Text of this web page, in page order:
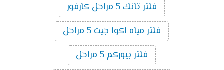
فلتر تانك 5 مراحل كارفور
فلتر مياه اكوا جيت 5 مراحل
فلتر بيوركم 5 مراحل